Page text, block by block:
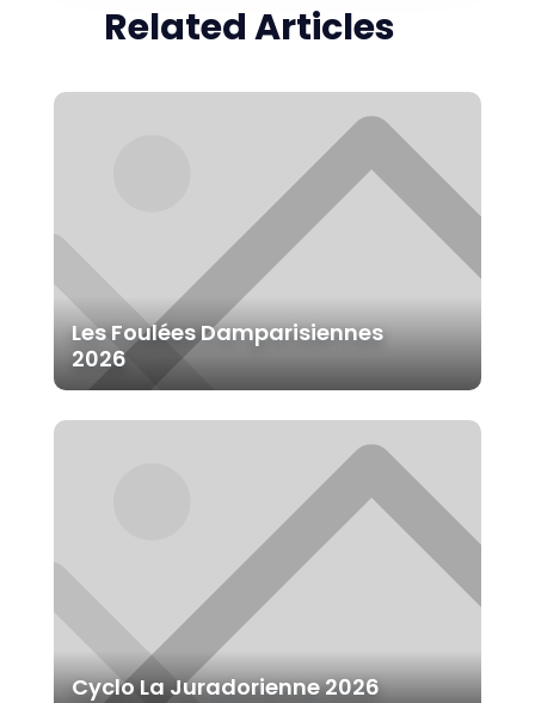
Related Articles
Les Foulées Damparisiennes
2026
Cyclo La Juradorienne 2026